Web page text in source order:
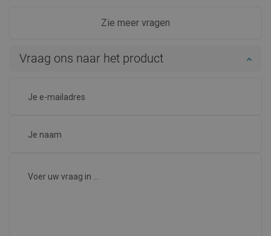
Zie meer vragen
Vraag ons naar het product